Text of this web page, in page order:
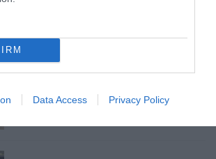
Data Access Privacy Policy
MINDHÁROM ÜTEMBEN DOLGOZNAK A 25-
2026. augusztus 07 |Eger ügye